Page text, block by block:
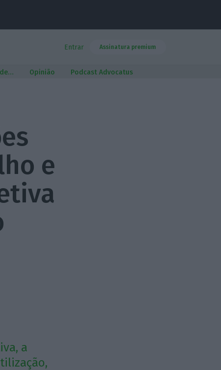
Entrar Assinatura premium
Opinião Podcast Advocatus
e
a